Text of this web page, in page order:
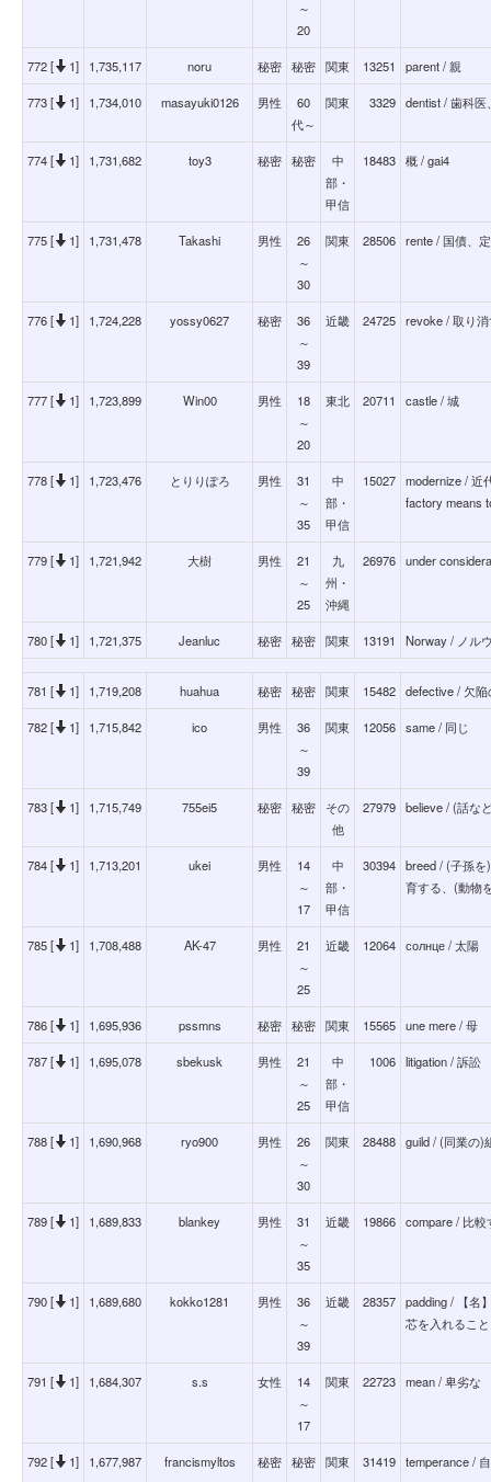
～
20
772 [ 1] 1,735,117 noru 秘密 秘密 関東 13251 parent / 親
773 [ 1] 1,734,010 masayuki0126 男性
60
代～
関東 3329 dentist / 歯科医
774 [ 1] 1,731,682 toy3 秘密 秘密
中
部・
甲信
18483 概 / gai4
775 [ 1] 1,731,478 Takashi 男性
26
～
30
関東 28506 rente / 国債、
776 [ 1] 1,724,228 yossy0627 秘密
36
～
39
近畿 24725 revoke / 取り
777 [ 1] 1,723,899 Win00 男性
18
～
20
東北 20711 castle / 城
778 [ 1] 1,723,476 とりりぽろ 男性
31
～
35
中
部・
甲信
15027 modernize / 近
factory means
779 [ 1] 1,721,942 大樹 男性
21
～
25
九
州・
沖縄
26976 under
780 [ 1] 1,721,375 Jeanluc 秘密 秘密 関東 13191 Norway / ノル
781 [ 1] 1,719,208 huahua 秘密 秘密 関東 15482 defective / 欠
782 [ 1] 1,715,842 ico 男性
36
～
39
関東 12056 same / 同じ
783 [ 1] 1,715,749 755ei5 秘密 秘密
その
他
27979 believe / (話な
784 [ 1] 1,713,201 ukei 男性
14
～
17
中
部・
甲信
30394 breed / (子孫
育する、(動物
785 [ 1] 1,708,488 AK-47 男性
21
～
25
近畿 12064 солнце / 太陽
786 [ 1] 1,695,936 pssmns 秘密 秘密 関東 15565 une mere / 母
787 [ 1] 1,695,078 sbekusk 男性
21
～
25
中
部・
甲信
1006 litigation / 訴訟
788 [ 1] 1,690,968 ryo900 男性
26
～
30
関東 28488 guild / (同業の)
789 [ 1] 1,689,833 blankey 男性
31
～
35
近畿 19866 compare / 比較
790 [ 1] 1,689,680 kokko1281 男性
36
～
39
近畿 28357 padding / 【名
芯を入れるこ
791 [ 1] 1,684,307 s.s 女性
14
～
17
関東 22723 mean / 卑劣な
792 [ 1] 1,677,987 francismyltos 秘密 秘密 関東 31419 temperance /